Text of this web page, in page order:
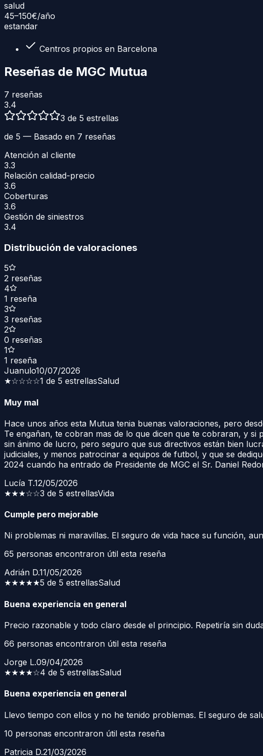
salud
45–150€/año
estandar
Centros propios en Barcelona
Reseñas de MGC Mutua
7 reseñas
3.4
3 de 5 estrellas
de 5 — Basado en 7 reseñas
Atención al cliente
3.3
Relación calidad-precio
3.6
Coberturas
3.6
Gestión de siniestros
3.4
Distribución de valoraciones
5
2 reseñas
4
1 reseña
3
3 reseñas
2
0 reseñas
1
1 reseña
Juanulo10/07/2026
★☆☆☆☆1 de 5 estrellasSalud
Muy mal
Hace unos años esta Mutua tenia buenas valoraciones, pero
Te engañan, te cobran mas de lo que dicen que te cobraran, y si
sin ánimo de lucro, pero seguro que sus directivos están bien
judiciales, y menos patrocinar a equipos de futbol, y que se
2024 cuando ha entrado de Presidente de MGC el Sr. Daniel
Lucía T.12/05/2026
★★★☆☆3 de 5 estrellasVida
Cumple pero mejorable
Ni problemas ni maravillas. El seguro de vida hace su función,
65 personas encontraron útil esta reseña
Adrián D.11/05/2026
★★★★★5 de 5 estrellasSalud
Buena experiencia en general
Precio razonable y todo claro desde el principio. Repetiría sin
66 personas encontraron útil esta reseña
Jorge L.09/04/2026
★★★★☆4 de 5 estrellasSalud
Buena experiencia en general
Llevo tiempo con ellos y no he tenido problemas. El seguro de
10 personas encontraron útil esta reseña
Patricia D.21/03/2026